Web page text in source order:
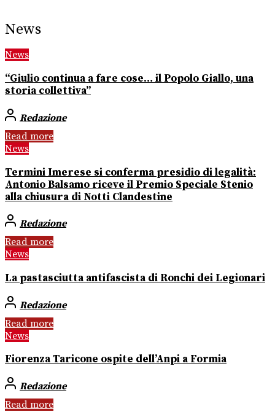
News
News
“Giulio continua a fare cose… il Popolo Giallo, una
storia collettiva”
Redazione
Read more
News
Termini Imerese si conferma presidio di legalità:
Antonio Balsamo riceve il Premio Speciale Stenio
alla chiusura di Notti Clandestine
Redazione
Read more
News
La pastasciutta antifascista di Ronchi dei Legionari
Redazione
Read more
News
Fiorenza Taricone ospite dell’Anpi a Formia
Redazione
Read more